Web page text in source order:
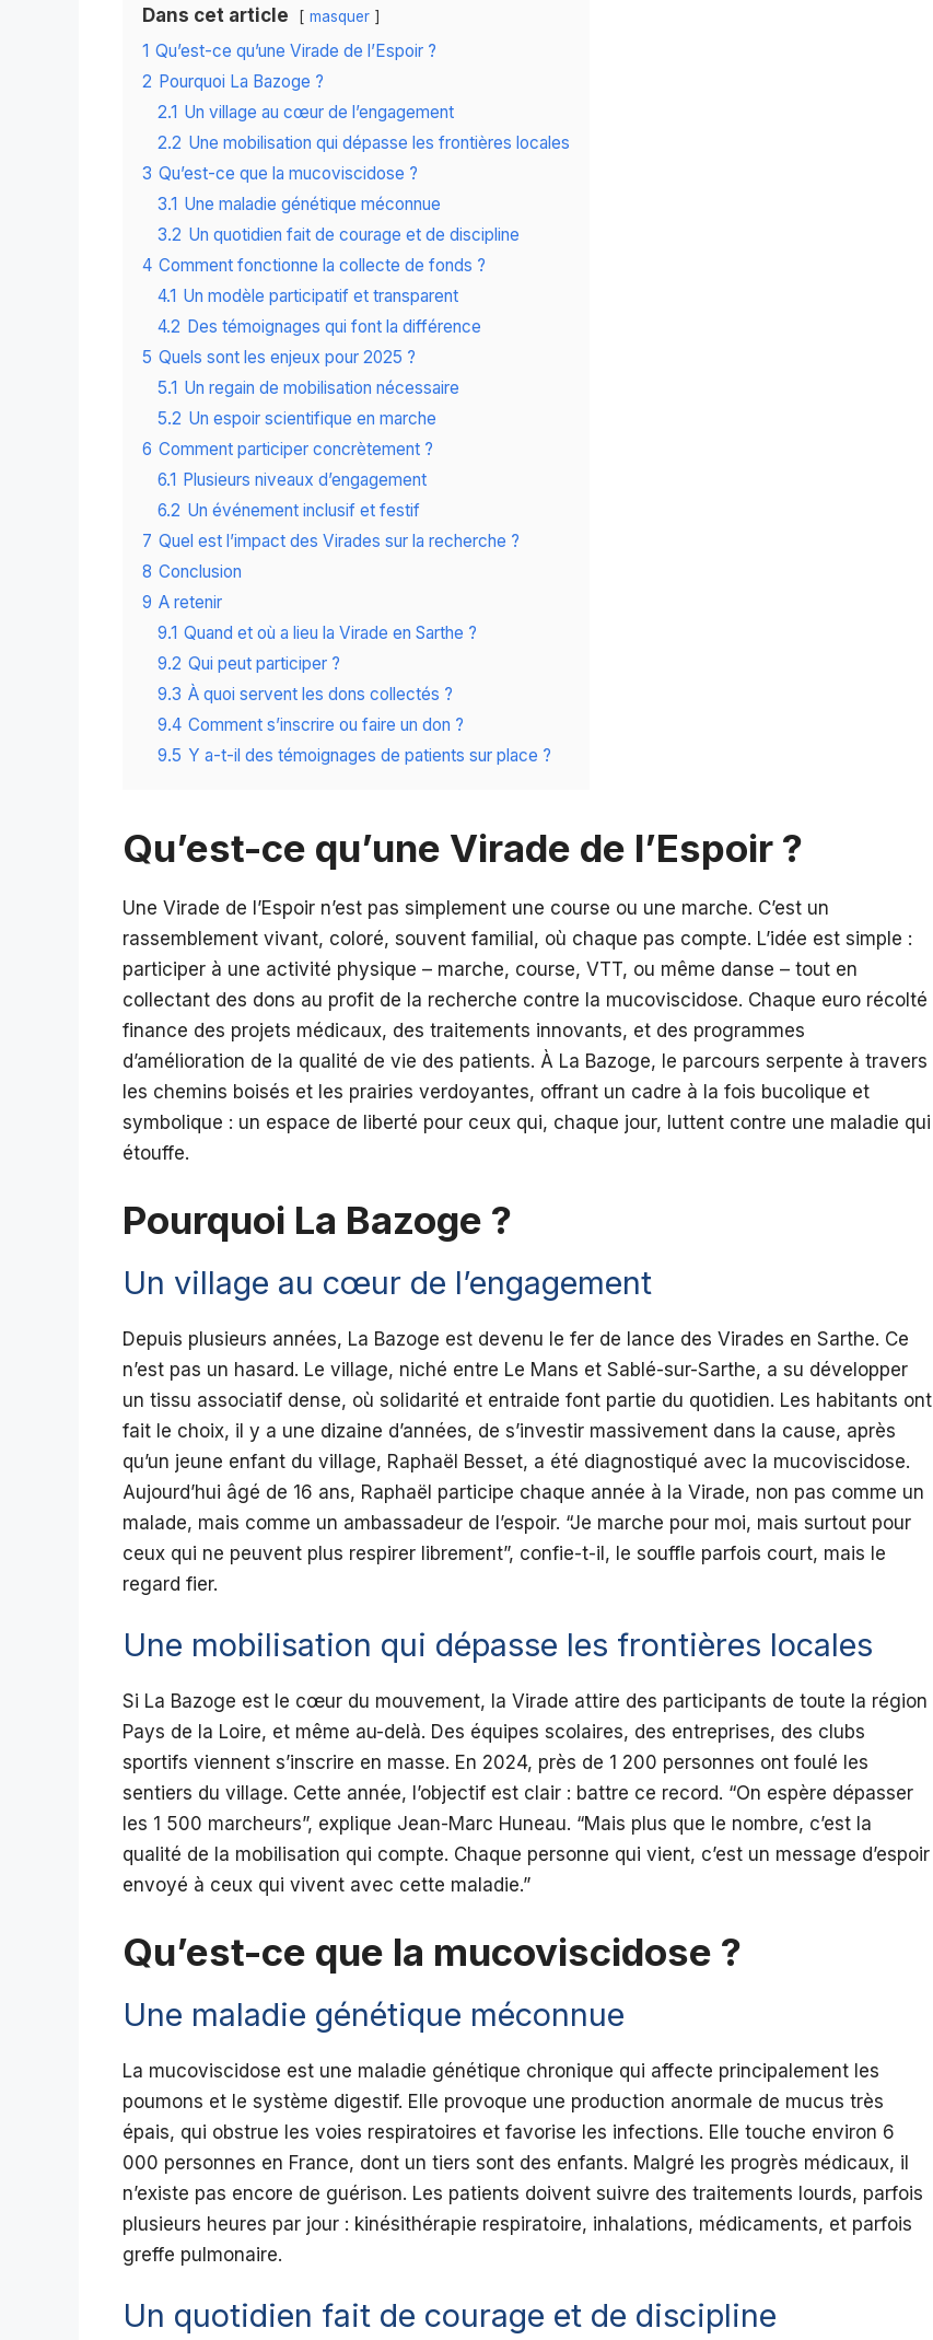
Dans cet article masquer
1 Qu’est-ce qu’une Virade de l’Espoir ?
2 Pourquoi La Bazoge ?
2.1 Un village au cœur de l’engagement
2.2 Une mobilisation qui dépasse les frontières locales
3 Qu’est-ce que la mucoviscidose ?
3.1 Une maladie génétique méconnue
3.2 Un quotidien fait de courage et de discipline
4 Comment fonctionne la collecte de fonds ?
4.1 Un modèle participatif et transparent
4.2 Des témoignages qui font la différence
5 Quels sont les enjeux pour 2025 ?
5.1 Un regain de mobilisation nécessaire
5.2 Un espoir scientifique en marche
6 Comment participer concrètement ?
6.1 Plusieurs niveaux d’engagement
6.2 Un événement inclusif et festif
7 Quel est l’impact des Virades sur la recherche ?
8 Conclusion
9 A retenir
9.1 Quand et où a lieu la Virade en Sarthe ?
9.2 Qui peut participer ?
9.3 À quoi servent les dons collectés ?
9.4 Comment s’inscrire ou faire un don ?
9.5 Y a-t-il des témoignages de patients sur place ?
Qu’est-ce qu’une Virade de l’Espoir ?
Une Virade de l’Espoir n’est pas simplement une course ou une marche. C’est un
rassemblement vivant, coloré, souvent familial, où chaque pas compte. L’idée est simple :
participer à une activité physique – marche, course, VTT, ou même danse – tout en
collectant des dons au profit de la recherche contre la mucoviscidose. Chaque euro récolté
finance des projets médicaux, des traitements innovants, et des programmes
d’amélioration de la qualité de vie des patients. À La Bazoge, le parcours serpente à travers
les chemins boisés et les prairies verdoyantes, offrant un cadre à la fois bucolique et
symbolique : un espace de liberté pour ceux qui, chaque jour, luttent contre une maladie qui
étouffe.
Pourquoi La Bazoge ?
Un village au cœur de l’engagement
Depuis plusieurs années, La Bazoge est devenu le fer de lance des Virades en Sarthe. Ce
n’est pas un hasard. Le village, niché entre Le Mans et Sablé-sur-Sarthe, a su développer
un tissu associatif dense, où solidarité et entraide font partie du quotidien. Les habitants ont
fait le choix, il y a une dizaine d’années, de s’investir massivement dans la cause, après
qu’un jeune enfant du village, Raphaël Besset, a été diagnostiqué avec la mucoviscidose.
Aujourd’hui âgé de 16 ans, Raphaël participe chaque année à la Virade, non pas comme un
malade, mais comme un ambassadeur de l’espoir. “Je marche pour moi, mais surtout pour
ceux qui ne peuvent plus respirer librement”, confie-t-il, le souffle parfois court, mais le
regard fier.
Une mobilisation qui dépasse les frontières locales
Si La Bazoge est le cœur du mouvement, la Virade attire des participants de toute la région
Pays de la Loire, et même au-delà. Des équipes scolaires, des entreprises, des clubs
sportifs viennent s’inscrire en masse. En 2024, près de 1 200 personnes ont foulé les
sentiers du village. Cette année, l’objectif est clair : battre ce record. “On espère dépasser
les 1 500 marcheurs”, explique Jean-Marc Huneau. “Mais plus que le nombre, c’est la
qualité de la mobilisation qui compte. Chaque personne qui vient, c’est un message d’espoir
envoyé à ceux qui vivent avec cette maladie.”
Qu’est-ce que la mucoviscidose ?
Une maladie génétique méconnue
La mucoviscidose est une maladie génétique chronique qui affecte principalement les
poumons et le système digestif. Elle provoque une production anormale de mucus très
épais, qui obstrue les voies respiratoires et favorise les infections. Elle touche environ 6
000 personnes en France, dont un tiers sont des enfants. Malgré les progrès médicaux, il
n’existe pas encore de guérison. Les patients doivent suivre des traitements lourds, parfois
plusieurs heures par jour : kinésithérapie respiratoire, inhalations, médicaments, et parfois
greffe pulmonaire.
Un quotidien fait de courage et de discipline